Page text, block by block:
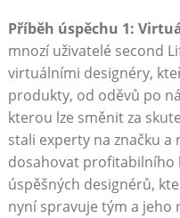
Příběh úspěchu 1:
mnozí uživatelé second
virtuálními designéry,
produkty, od oděvů po
kterou lze směnit za
stali experty na značku
dosahovat profitabilního
úspěšných designérů,
nyní spravuje tým a jeho